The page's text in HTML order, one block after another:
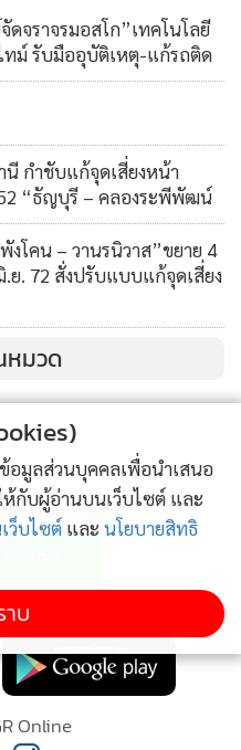
ราจรมอสโก”เทคโนโลยี
ทม์ รับมืออุบัติเหตุ-แก้รถติด
กำชับแก้จุดเสี่ยงหน้า
“ธัญบุรี – คลองระพีพัฒน์
งโคน – วานรนิวาส”ขยาย 4
ย. 72 สั่งปรับแบบแก้จุดเสี่ยง
หมวด
นทาง LINE
Online
อมูลส่วนบุคคลเพื่อนำเสนอ
กับผู้อ่านบนเว็บไซต์ และ
ว็บไซต์ และ นโยบายสิทธิ
บ